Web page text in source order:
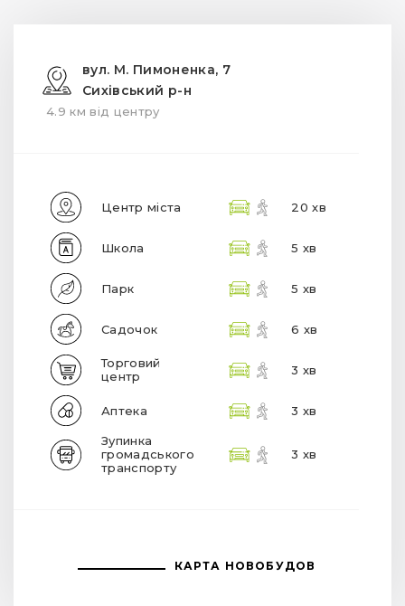
вул. М. Пимоненка, 7
Сихівський р-н
4.9 км від центру
Центр міста 20 хв
Школа 5 хв
Парк 5 хв
Садочок 6 хв
Торговий
центр
3 хв
Аптека 3 хв
Зупинка
громадського
транспорту
3 хв
КАРТА НОВОБУДОВ